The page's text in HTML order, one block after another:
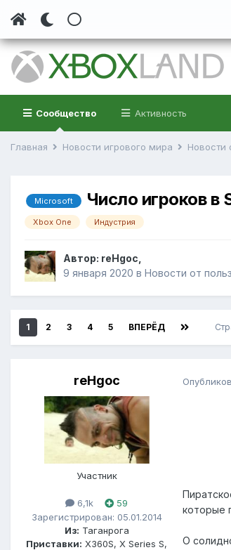
Сообщество Активность
Главная Новости игрового мира Новости
Microsoft Число игроков в
Xbox One Индустрия
Автор: reHgoc
9 января 2020 в Новости от
1 2 3 4 5 ВПЕРЁД
reHgoc
Участник
6,1k
59
Зарегистрирован: 05.01.2014
Из: Таганрога
Приставки: X360S, X Series S,
которые
О